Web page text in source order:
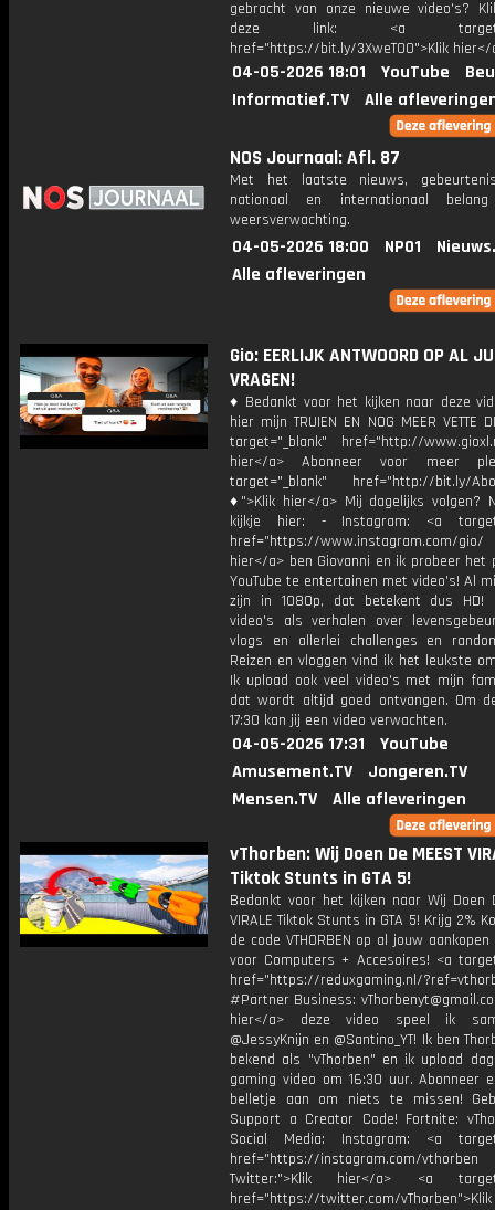
gebracht van onze nieuwe video's?
deze link: <a
href="https://bit.ly/3XweTO0">Klik hier</
04-05-2026 18:01 YouTube
Informatief.TV
Alle
NOS Journaal: Afl. 87
Met het laatste nieuws,
nationaal en internationaal
weersverwachting.
04-05-2026 18:00 NPO1
Alle afleveringen
Gio: EERLIJK ANTWOORD OP AL
VRAGEN!
♦ Bedankt voor het kijken naar deze
hier mijn TRUIEN EN NOG MEER VETTE
target="_blank" href="http://
hier</a> Abonneer voor meer
target="_blank" href="http://bit.ly/
♦">Klik hier</a> Mij dagelijks volgen?
kijkje hier: - Instagram: <a
href="https://www.instagram.com/
hier</a> ben Giovanni en ik probeer het
YouTube te entertainen met video's! Al
zijn in 1080p, dat betekent dus HD!
video's als verhalen over
vlogs en allerlei challenges en
Reizen en vloggen vind ik het leukste
Ik upload ook veel video's met mijn
dat wordt altijd goed ontvangen. Om
17:30 kan jij een video verwachten.
04-05-2026 17:31
YouTube
Amusement.TV
Jongeren.TV
Mensen.TV
Alle afleveringen
vThorben: Wij Doen De MEEST
Tiktok Stunts in GTA 5!
Bedankt voor het kijken naar Wij Doen
VIRALE Tiktok Stunts in GTA 5! Krijg 2%
de code VTHORBEN op al jouw aankopen
voor Computers + Accesoires! <a
href="https://reduxgaming.nl/
#Partner Business:
hier</a> deze video speel ik
@JessyKnijn en @Santino_YT! Ik ben
bekend als "vThorben" en ik upload
gaming video om 16:30 uur. Abonneer
belletje aan om niets te missen!
Support a Creator Code! Fortnite:
Social Media: Instagram: <a
href="https://instagram.com/vthorben
Twitter:">Klik hier</a> <a
href="https://twitter.com/